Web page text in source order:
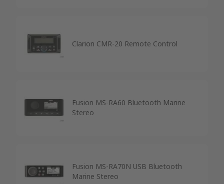
Clarion CMR-20 Remote Control
Fusion MS-RA60 Bluetooth Marine
Stereo
Fusion MS-RA70N USB Bluetooth
Marine Stereo